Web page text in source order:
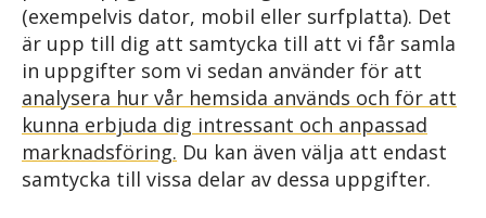
(exempelvis dator, mobil eller surfplatta). Det
är upp till dig att samtycka till att vi får samla
in uppgifter som vi sedan använder för att
analysera hur vår hemsida används och för att
kunna erbjuda dig intressant och anpassad
marknadsföring. Du kan även välja att endast
samtycka till vissa delar av dessa uppgifter.